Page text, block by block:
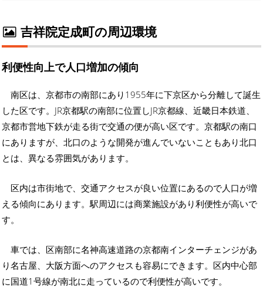
吉祥院定成町の周辺環境
利便性向上で人口増加の傾向
南区は、京都市の南部にあり1955年に下京区から分離して誕生
した区です。JR京都駅の南部に位置しJR京都線、近畿日本鉄道、
京都市営地下鉄が走る街で交通の便が高い区です。京都駅の南口
にありますが、北口のような開発が進んでいないこともあり北口
とは、異なる雰囲気があります。
区内は市街地で、交通アクセスが良い位置にあるので人口が増
える傾向にあります。駅周辺には商業施設があり利便性が高いで
す。
車では、区南部に名神高速道路の京都南インターチェンジがあ
り名古屋、大阪方面へのアクセスも容易にできます。区内中心部
に国道1号線が南北に走っているので利便性が高いです。